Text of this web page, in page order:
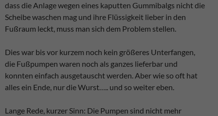
dass die Anlage wegen eines kaputten Gummibalgs nicht die
Scheibe waschen mag und ihre Flüssigkeit lieber in den
Fußraum leckt, muss man sich dem Problem stellen.
Dies war bis vor kurzem noch kein größeres Unterfangen,
die Fußpumpen waren noch als ganzes lieferbar und
konnten einfach ausgetauscht werden. Aber wie so oft hat
alles ein Ende, nur die Wurst….. und so weiter eben.
Lange Rede, kurzer Sinn: Die Pumpen sind nicht mehr